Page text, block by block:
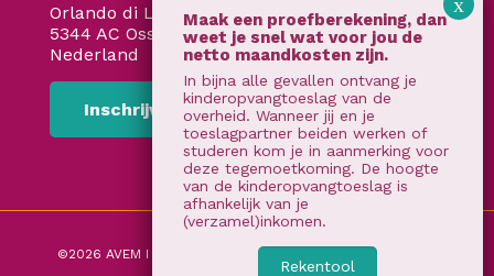
Orlando di Lassostraat 24
5344 AC Oss
Nederland
Inschrijven
©2026 AVEM I Algemene voorwaarden privacy verklaring
In bijna alle gevallen ontvang je
kinderopvangtoeslag van de
overheid. Wanneer jij en je
toeslagpartner beiden werken of
studeren kom je in aanmerking voor
deze tegemoetkoming. De hoogte
van de kinderopvangtoeslag is
afhankelijk van je
(verzamel)inkomen.
Rekentool